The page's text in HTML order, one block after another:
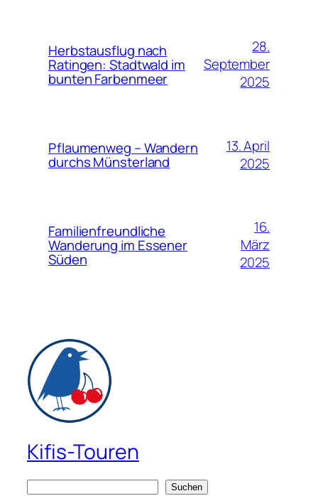
Herbstausflug nach
Ratingen: Stadtwald im
bunten Farbenmeer
28.
September
2025
Pflaumenweg – Wandern
durchs Münsterland
13. April
2025
Familienfreundliche
Wanderung im Essener
Süden
16.
März
2025
Kifis-Touren
Suchen